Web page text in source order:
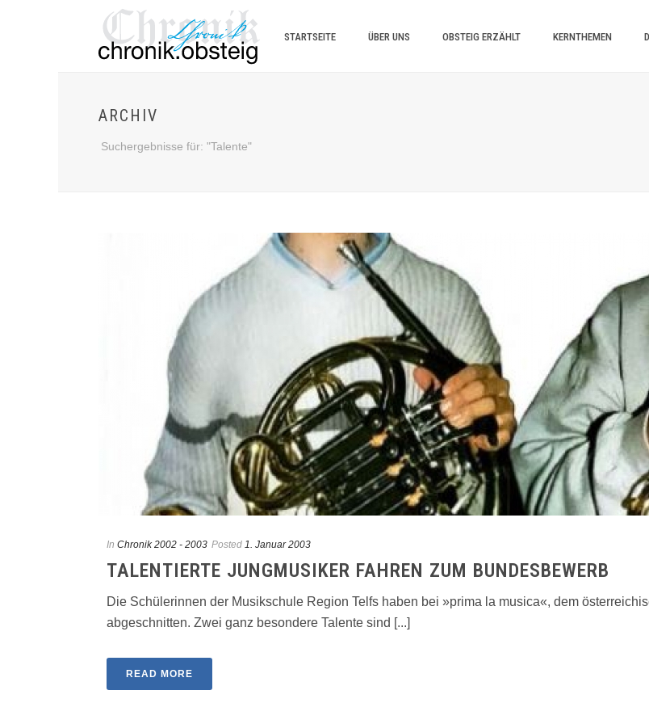
STARTSEITE ÜBER UNS OBSTEIG ERZÄHLT KERNTHEMEN
ARCHIV
Suchergebnisse für: "Talente"
In Chronik 2002 - 2003 Posted 1. Januar 2003
TALENTIERTE JUNGMUSIKER FAHREN ZUM BUNDESBEWERB
Die Schülerinnen der Musikschu­le Region Telfs haben bei »prima la musica«, dem
abgeschnitten. Zwei ganz besondere Talente sind [...]
READ MORE